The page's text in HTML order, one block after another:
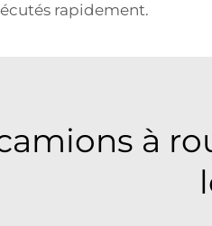
rapidement.
à